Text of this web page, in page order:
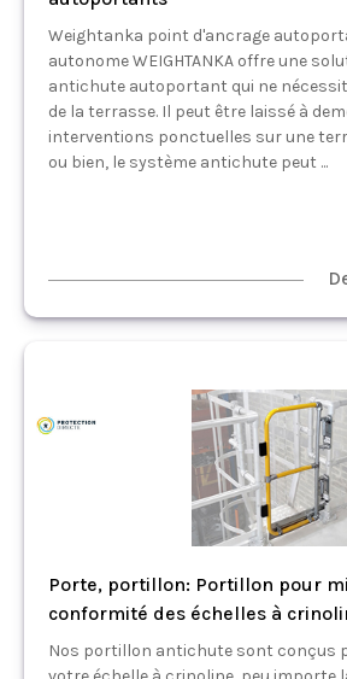
Weightanka point d'ancrage
autonome WEIGHTANKA offre une
antichute autoportant qui ne
de la terrasse. Il peut être laissé à
interventions ponctuelles sur une
ou bien, le système antichute peut ...
Porte, portillon: Portillon pour
conformité des échelles à
Nos portillon antichute sont conçus